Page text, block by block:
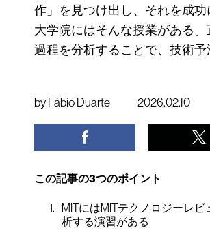
作」を見つけ出し、それを成
大学院にはそんな授業がある
過程を分析することで、技術予
by Fábio Duarte 2026.02.10
この記事の3つのポイント
MITにはMITテクノロジーレ
析する演習がある